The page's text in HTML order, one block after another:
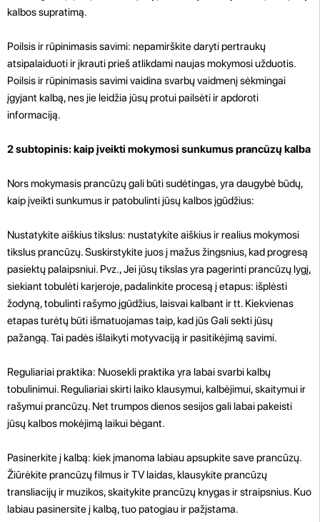
kalbos supratimą.
Poilsis ir rūpinimasis savimi: nepamirškite daryti pertraukų
atsipalaiduoti ir įkrauti prieš atlikdami naujas mokymosi užduotis.
Poilsis ir rūpinimasis savimi vaidina svarbų vaidmenį sėkmingai
įgyjant kalbą, nes jie leidžia jūsų protui pailsėti ir apdoroti
informaciją.
2 subtopinis: kaip įveikti mokymosi sunkumus prancūzų kalba
Nors mokymasis prancūzų gali būti sudėtingas, yra daugybė būdų,
kaip įveikti sunkumus ir patobulinti jūsų kalbos įgūdžius:
Nustatykite aiškius tikslus: nustatykite aiškius ir realius mokymosi
tikslus prancūzų. Suskirstykite juos į mažus žingsnius, kad progresą
pasiektų palaipsniui. Pvz., Jei jūsų tikslas yra pagerinti prancūzų lygį,
siekiant tobulėti karjeroje, padalinkite procesą į etapus: išplėsti
žodyną, tobulinti rašymo įgūdžius, laisvai kalbant ir tt. Kiekvienas
etapas turėtų būti išmatuojamas taip, kad jūs Gali sekti jūsų
pažangą. Tai padės išlaikyti motyvaciją ir pasitikėjimą savimi.
Reguliariai praktika: Nuosekli praktika yra labai svarbi kalbų
tobulinimui. Reguliariai skirti laiko klausymui, kalbėjimui, skaitymui ir
rašymui prancūzų. Net trumpos dienos sesijos gali labai pakeisti
jūsų kalbos mokėjimą laikui bėgant.
Pasinerkite į kalbą: kiek įmanoma labiau apsupkite save prancūzų.
Žiūrėkite prancūzų filmus ir TV laidas, klausykite prancūzų
transliacijų ir muzikos, skaitykite prancūzų knygas ir straipsnius. Kuo
labiau pasinersite į kalbą, tuo patogiau ir pažįstama.